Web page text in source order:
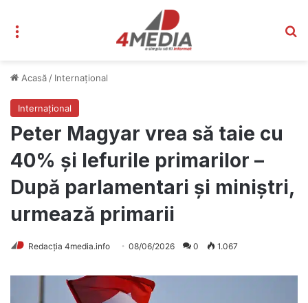
Acasă / Internațional
Internațional
Peter Magyar vrea să taie cu
40% și lefurile primarilor –
După parlamentari și miniștri,
urmează primarii
Redacția 4media.info 08/06/2026 0 1.067